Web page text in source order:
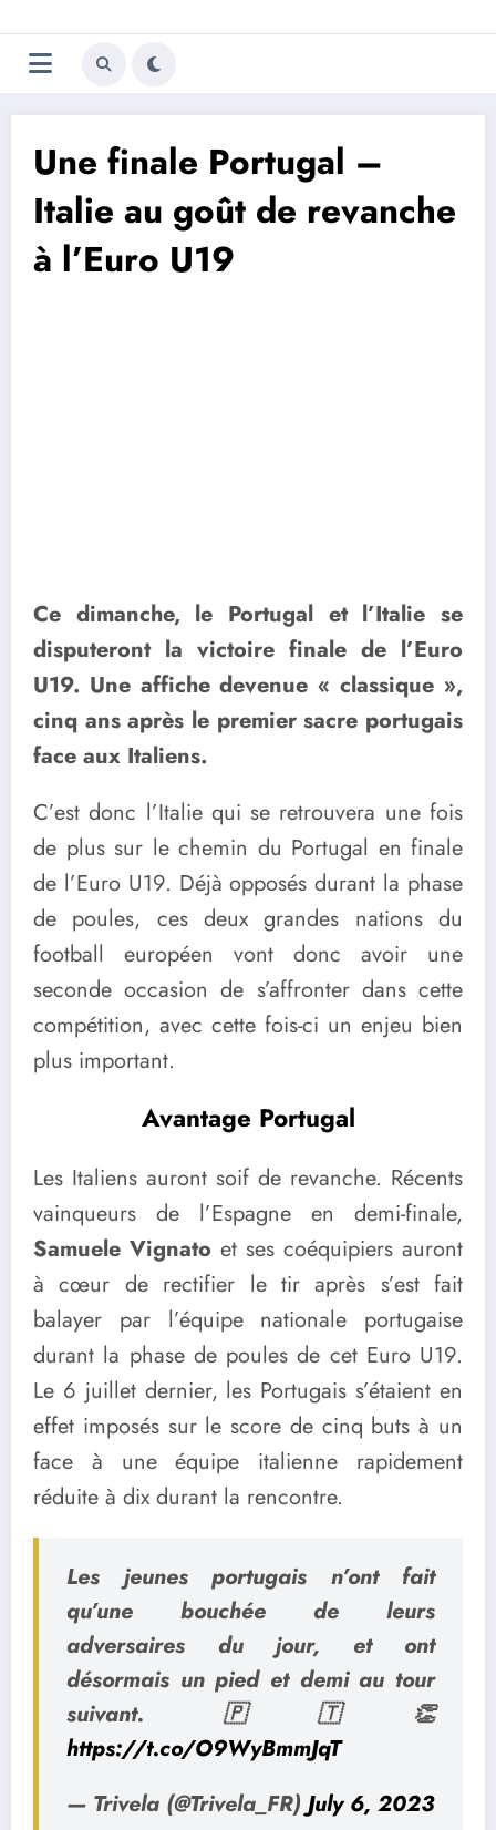
au
contenu
Trivela
L'actualité du football
Une finale Portugal –
Italie au goût de revanche
à l’Euro U19
Ce dimanche, le Portugal et l’Italie se
disputeront la victoire finale de l’Euro
U19. Une affiche devenue « classique »,
cinq ans après le premier sacre portugais
face aux Italiens.
C’est donc l’Italie qui se retrouvera une fois
de plus sur le chemin du Portugal en finale
de l’Euro U19. Déjà opposés durant la phase
de poules, ces deux grandes nations du
football européen vont donc avoir une
seconde occasion de s’affronter dans cette
compétition, avec cette fois-ci un enjeu bien
plus important.
Avantage Portugal
Les Italiens auront soif de revanche. Récents
vainqueurs de l’Espagne en demi-finale,
Samuele Vignato et ses coéquipiers auront
à cœur de rectifier le tir après s’est fait
balayer par l’équipe nationale portugaise
durant la phase de poules de cet Euro U19.
Le 6 juillet dernier, les Portugais s’étaient en
effet imposés sur le score de cinq buts à un
face à une équipe italienne rapidement
réduite à dix durant la rencontre.
Les jeunes portugais n’ont fait
qu’une bouchée de leurs
adversaires du jour, et ont
désormais un pied et demi au tour
suivant. 🇵🇹👏
https://t.co/O9WyBmmJqT
— Trivela (@Trivela_FR)July 6, 2023